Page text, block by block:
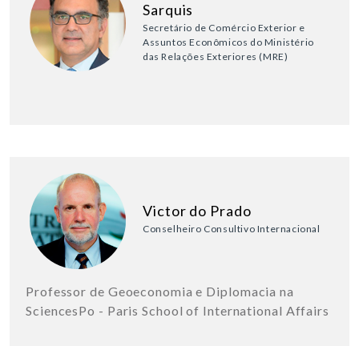
Sarquis
Secretário de Comércio Exterior e
Assuntos Econômicos do Ministério
das Relações Exteriores (MRE)
Victor do Prado
Conselheiro Consultivo Internacional
Professor de Geoeconomia e Diplomacia na
SciencesPo - Paris School of International Affairs